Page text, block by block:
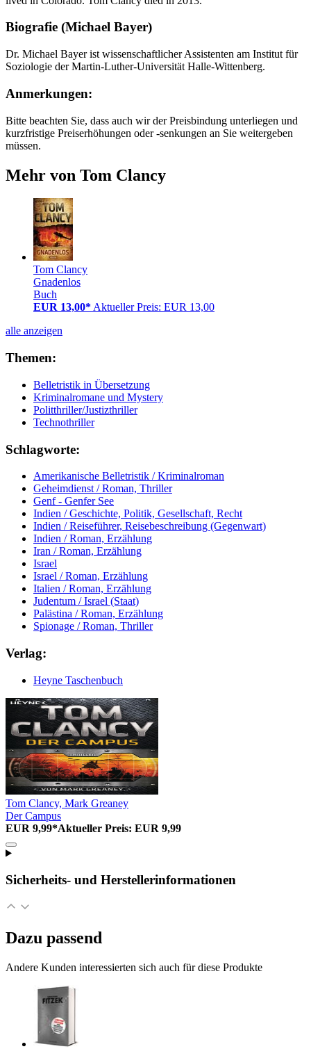
Biografie (Michael Bayer)
Dr. Michael Bayer ist wissenschaftlicher Assistenten am Institut für
Soziologie der Martin-Luther-Universität Halle-Wittenberg.
Anmerkungen:
Bitte beachten Sie, dass auch wir der Preisbindung unterliegen und
kurzfristige Preiserhöhungen oder -senkungen an Sie weitergeben
müssen.
Mehr von Tom Clancy
Tom Clancy
Gnadenlos
Buch
EUR 13,00*Aktueller Preis: EUR 13,00
alle anzeigen
Themen:
Belletristik in Übersetzung
Kriminalromane und Mystery
Politthriller/Justizthriller
Technothriller
Schlagworte:
Amerikanische Belletristik / Kriminalroman
Geheimdienst / Roman, Thriller
Genf - Genfer See
Indien / Geschichte, Politik, Gesellschaft, Recht
Indien / Reiseführer, Reisebeschreibung (Gegenwart)
Indien / Roman, Erzählung
Iran / Roman, Erzählung
Israel
Israel / Roman, Erzählung
Italien / Roman, Erzählung
Judentum / Israel (Staat)
Palästina / Roman, Erzählung
Spionage / Roman, Thriller
Verlag:
Heyne Taschenbuch
Tom Clancy, Mark Greaney
Der Campus
EUR 9,99*Aktueller Preis: EUR 9,99
Sicherheits- und Herstellerinformationen
Dazu passend
Andere Kunden interessierten sich auch für diese Produkte